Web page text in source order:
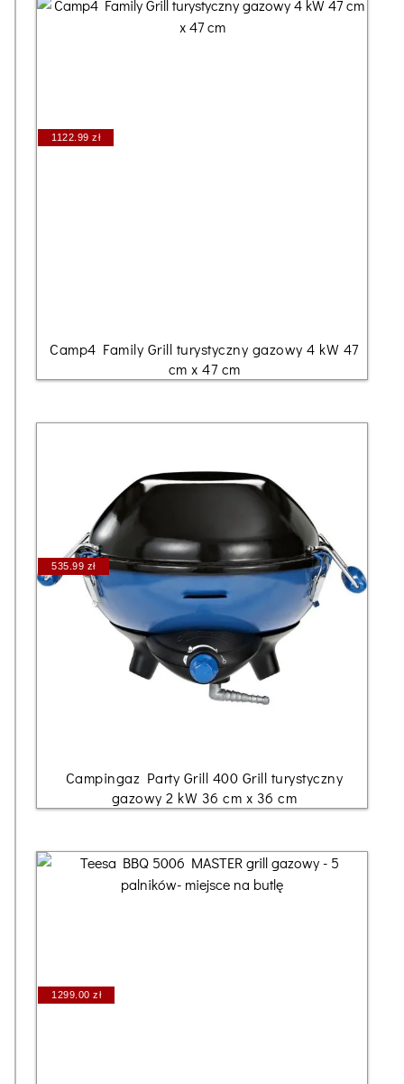
1122.99 zł
Camp4 Family Grill turystyczny gazowy 4 kW 47
cm x 47 cm
535.99 zł
Campingaz Party Grill 400 Grill turystyczny
gazowy 2 kW 36 cm x 36 cm
1299.00 zł